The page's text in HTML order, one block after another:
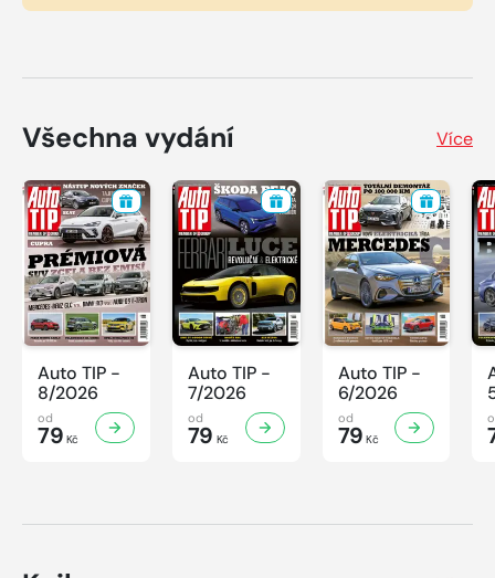
Všechna vydání Více
Auto TIP -
8/2026
od
79 Kč
Auto TIP -
7/2026
od
79 Kč
Auto TIP -
6/2026
od
79 Kč